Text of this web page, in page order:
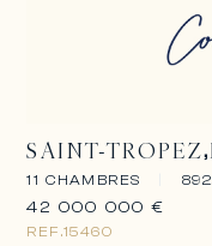
SAINT-TROPEZ
11 CHAMBRES
REF.15460
42 000 000 €